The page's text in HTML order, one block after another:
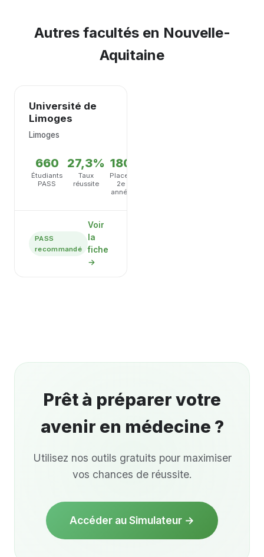
l'année.
Autres facultés en Nouvelle-
Aquitaine
Université de
Limoges
Limoges
660
Étudiants
PASS
27,3%
Taux
réussite
180
Places
2e
année
PASS
recommandé
Voir
la
fiche
→
Prêt à préparer votre
avenir en médecine ?
Utilisez nos outils gratuits pour maximiser
vos chances de réussite.
Accéder au Simulateur →